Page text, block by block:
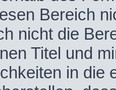
Bereich
nicht die
Titel und
in die